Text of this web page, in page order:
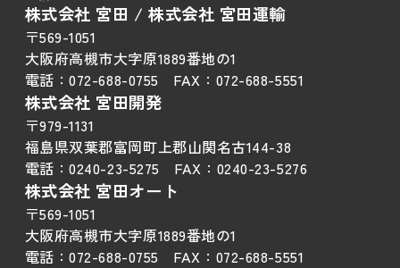
株式会社 宮田 / 株式会社 宮田運輸
〒569-1051
大阪府高槻市大字原1889番地の1
電話：072-688-0755 FAX： 072-688-5551
株式会社 宮田開発
〒979-1131
福島県双葉郡富岡町上郡山関名古144-38
電話：0240-23-5275 FAX： 0240-23-5276
株式会社 宮田オート
〒569-1051
大阪府高槻市大字原1889番地の1
電話：072-688-0755 FAX： 072-688-5551